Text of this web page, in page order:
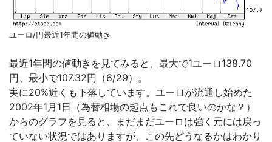
ユーロ/円最近1年間の値動き
最近1年間の値動きを見てみると、最大で1ユーロ138.70
円、最小で107.32円（6/29）。
実に20%近くも下落しています。ユーロが流通し始めた
2002年1月1日（為替相場の起点もこれで良いのかな？）
からのグラフを見ると、まだまだユーロは強く元には戻っ
ていない状況ではありますが、この先どうなるかはわかり